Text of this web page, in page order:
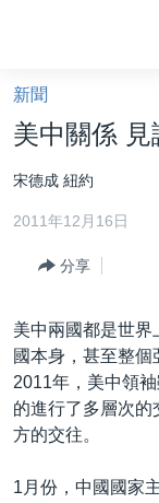
礙
鏈
接
跳
轉
轉
到
航
跳
美國大選2024
港澳
台灣
美中關係
新聞自由
揭謊頻道
美國
新聞
美中關係 見
宋德成 紐約
2011年12月16日
分享
美中兩國都是世界
國本身，甚至整
2011年，美中領
的進行了多層次
方的交往。
1月份，中國國家